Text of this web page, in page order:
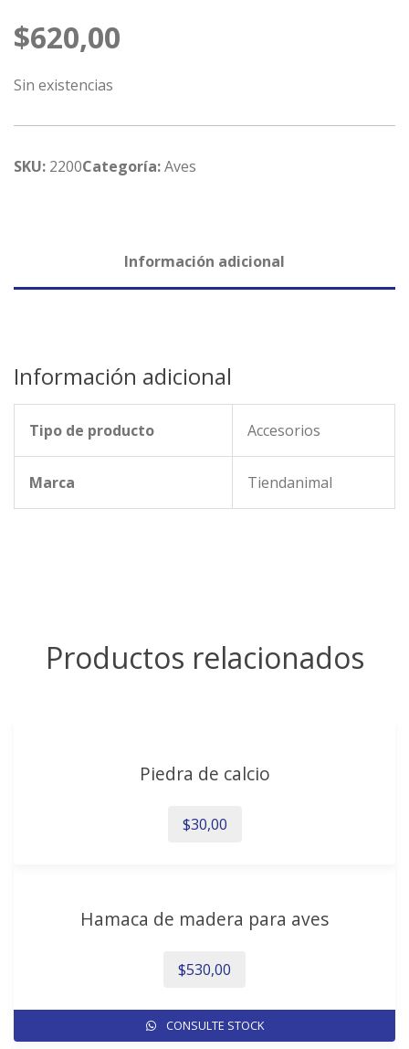
$620,00
Sin existencias
SKU: 2200Categoría:Aves
Información adicional
Información adicional
Tipo de producto Accesorios
Marca Tiendanimal
Productos relacionados
Piedra de calcio
$30,00
Hamaca de madera para aves
$530,00
CONSULTE STOCK